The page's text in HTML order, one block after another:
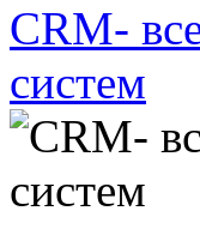
CRM-
систем